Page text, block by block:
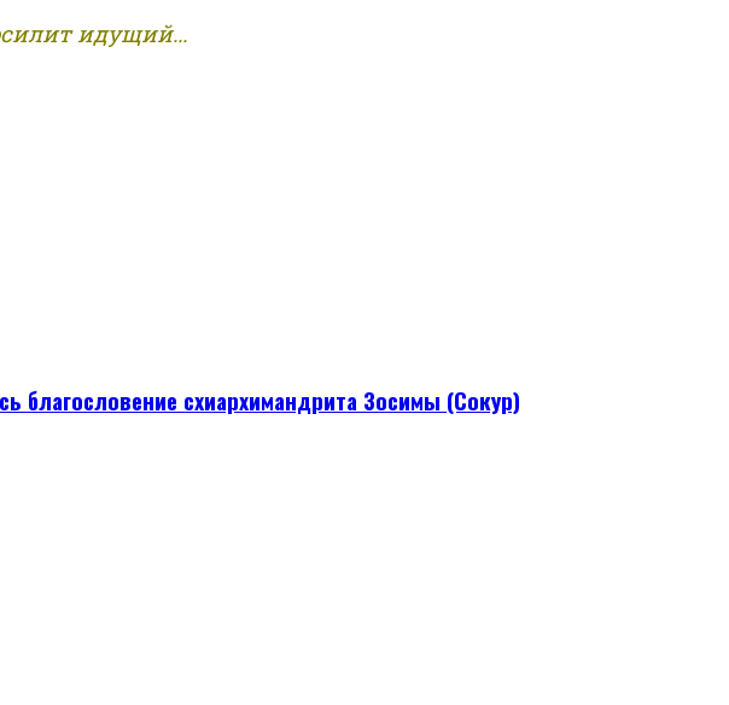
идущий...
благословение схиархимандрита Зосимы (Сокур)